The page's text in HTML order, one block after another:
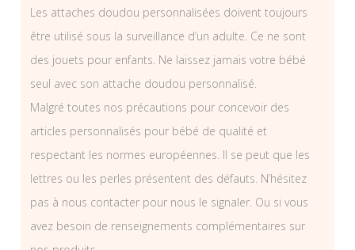
Les attaches doudou personnalisées doivent toujours
être utilisé sous la surveillance d’un adulte. Ce ne sont
des jouets pour enfants. Ne laissez jamais votre bébé
seul avec son attache doudou personnalisé.
Malgré toutes nos précautions pour concevoir des
articles personnalisés pour bébé de qualité et
respectant les normes européennes. Il se peut que les
lettres ou les perles présentent des défauts. N’hésitez
pas à nous contacter pour nous le signaler. Ou si vous
avez besoin de renseignements complémentaires sur